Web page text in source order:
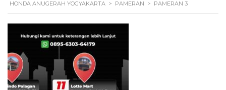
HONDA ANUGERAH YOGYAKARTA > PAMERAN > PAMERAN 3